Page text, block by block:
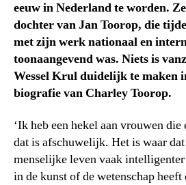
eeuw in Nederland te worden.
dochter van Jan Toorop, die
met zijn werk nationaal en
toonaangevend was. Niets is
Wessel Krul duidelijk te maken
biografie van Charley Toorop.
‘Ik heb een hekel aan vrouwen
dat is afschuwelijk. Het is waar
menselijke leven vaak
in de kunst of de wetenschap